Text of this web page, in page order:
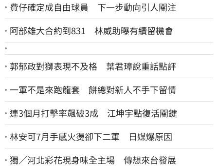
費仔確定成自由球員 下一步動向引人關注
阿部雄大合約到831 林威助曝有續留機會
郭郁政對獅表現不及格 葉君璋說重話點評
一軍不是來跑龍套 餅總對新人不手下留情
連3個月打擊率飆破3成 江坤宇點復活關鍵
林安可7月手感火燙卻下二軍 日媒爆原因
獨／河北彩花現身味全主場 傳想來台發展